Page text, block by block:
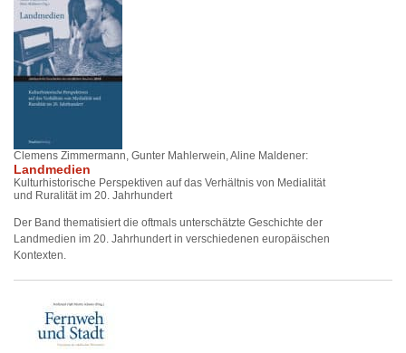
Clemens Zimmermann, Gunter Mahlerwein, Aline Maldener:
Landmedien
Kulturhistorische Perspektiven auf das Verhältnis von Medialität
und Ruralität im 20. Jahrhundert
Der Band thematisiert die oftmals unterschätzte Geschichte der
Landmedien im 20. Jahrhundert in verschiedenen europäischen
Kontexten.